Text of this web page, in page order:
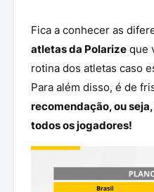
Fica a conhecer as
atletas da Polarize que
rotina dos atletas caso
Para além disso, é de
recomendação, ou
todos os jogadores!